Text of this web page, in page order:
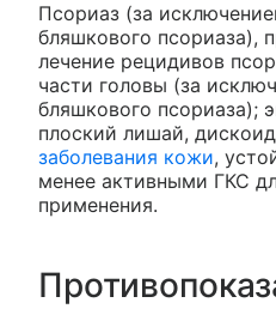
Псориаз (за
бляшкового псориаза),
лечение рецидивов
части головы (за
бляшкового псориаза);
плоский лишай,
заболевания кожи,
менее активными ГКС
применения.